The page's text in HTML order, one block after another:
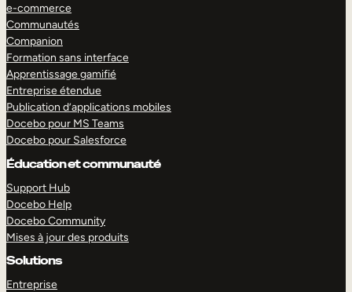
e-commerce
Communautés
Companion
Formation sans interface
Apprentissage gamifié
Entreprise étendue
Publication d’applications mobiles
Docebo pour MS Teams
Docebo pour Salesforce
Éducation et communauté
Support Hub
Docebo Help
Docebo Community
Mises à jour des produits
Solutions
Entreprise